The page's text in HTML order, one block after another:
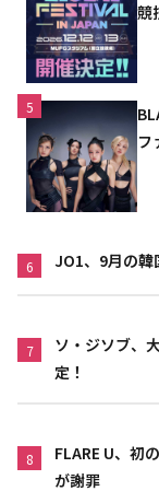
競
5
フ
6 JO1、9月の
7
ソ・ジソブ、
定！
8
FLARE U、初
が謝罪